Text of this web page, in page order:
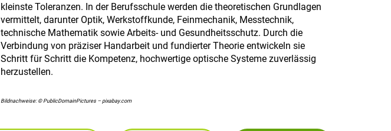
kleinste Toleranzen. In der Berufsschule werden die theoretischen Grundlagen
vermittelt, darunter Optik, Werkstoffkunde, Feinmechanik, Messtechnik,
technische Mathematik sowie Arbeits- und Gesundheitsschutz. Durch die
Verbindung von präziser Handarbeit und fundierter Theorie entwickeln sie
Schritt für Schritt die Kompetenz, hochwertige optische Systeme zuverlässig
herzustellen.
Bildnachweise: © PublicDomainPictures – pixabay.com